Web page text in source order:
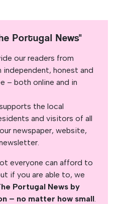
Portugal News"
our readers from
honest and
– both online and in
the local
and visitors of all
newspaper, website,
everyone can afford to
if you are able to, we
Portugal News by
– no matter how small.